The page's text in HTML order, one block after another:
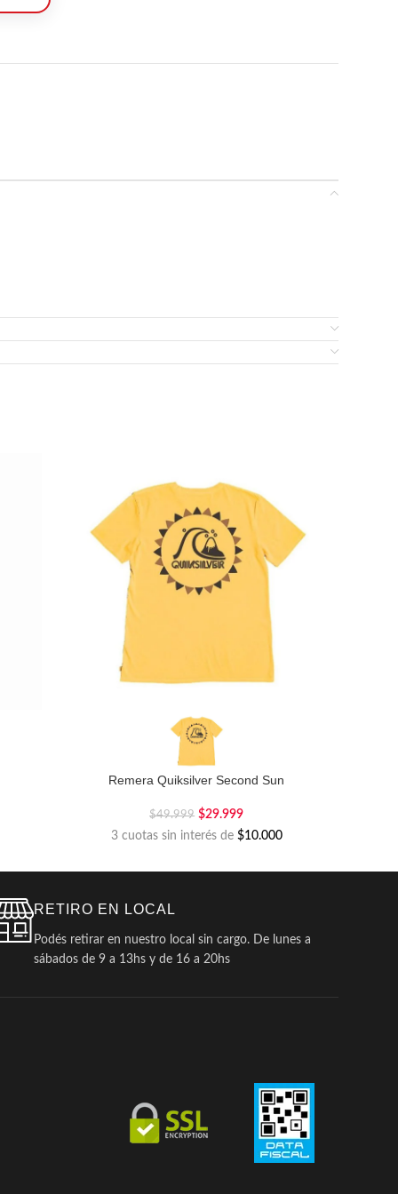
Remera Quiksilver Second Sun
$49.999 $29.999
3 cuotas sin interés de $10.000
RETIRO EN LOCAL
Podés retirar en nuestro local sin cargo. De lunes a
sábados de 9 a 13hs y de 16 a 20hs